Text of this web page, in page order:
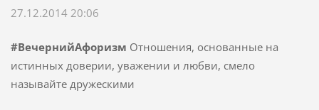
27.12.2014 20:06
#ВечернийАфоризм Отношения, основанные на
истинных доверии, уважении и любви, смело
называйте дружескими